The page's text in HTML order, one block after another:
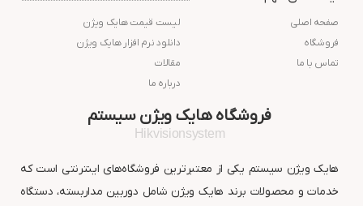
افزار
صفحه اصلی
فروشگاه
تماس با ما
لیست قیمت هایک ویژن
دانلود نرم افزار هایک ویژن
مقالات
درباره ما
فروشگاه هایک ویژن سیستم
Hikvisionsystem
هایک ویژن سیستم یکی از معتبرترین فروشگاه‌های اینترنتی است که
خدمات و محصولات برند هایک ویژن شامل دوربین مداربسته، دستگاه